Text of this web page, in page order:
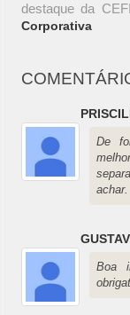
destaque da
Corporativa
De
achar.
Boa